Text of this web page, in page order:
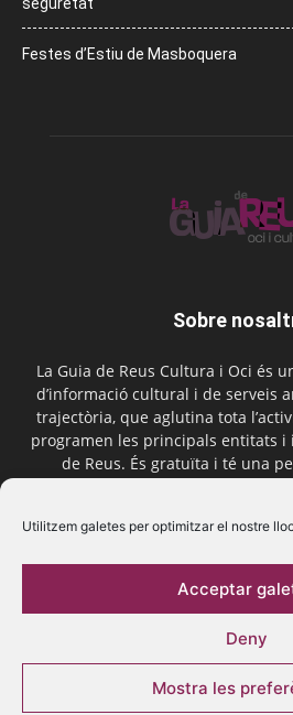
Utilitzem galetes per optimitzar el nostre
Acceptar
Deny
Mostra les
Festes d’Estiu de Masboquera
Sobre
La Guia de Reus Cultura i Oci és
d’informació cultural i de serveis
trajectòria, que aglutina tota
programen les principals entitats
de Reus. És gratuïta i té una
Segueix-